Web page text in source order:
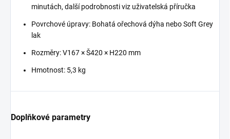
minutách, další podrobnosti viz uživatelská příručka
Povrchové úpravy: Bohatá ořechová dýha nebo Soft Grey
lak
Rozměry: V167 × Š420 × H220 mm
Hmotnost: 5,3 kg
Doplňkové parametry